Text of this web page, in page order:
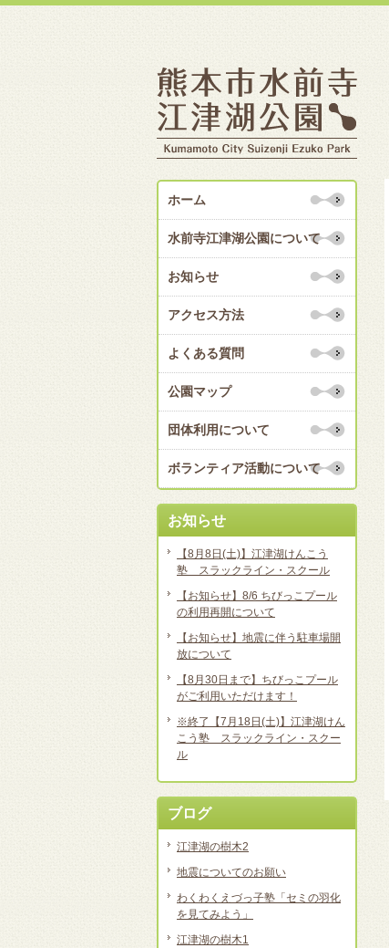
ホーム
水前寺江津湖公園について
お知らせ
アクセス方法
よくある質問
公園マップ
団体利用について
ボランティア活動について
お知らせ
【8月8日(土)】江津湖けんこう
塾 スラックライン・スクール
【お知らせ】8/6 ちびっこプール
の利用再開について
【お知らせ】地震に伴う駐車場開
放について
【8月30日まで】ちびっこプール
がご利用いただけます！
※終了【7月18日(土)】江津湖けん
こう塾 スラックライン・スクー
ル
ブログ
江津湖の樹木2
地震についてのお願い
わくわくえづっ子塾「セミの羽化
を見てみよう」
江津湖の樹木1